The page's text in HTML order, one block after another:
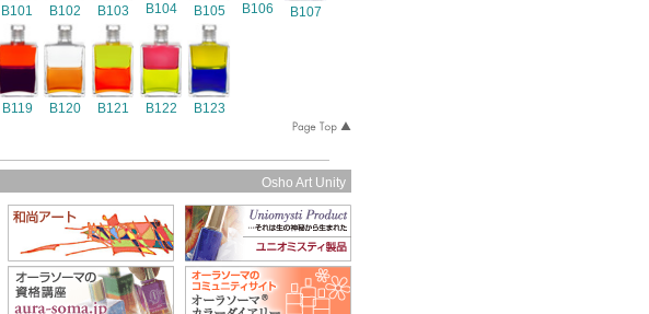
B101 B102 B103 B104 B105 B106 B107
B119 B120 B121 B122 B123
Osho Art Unity